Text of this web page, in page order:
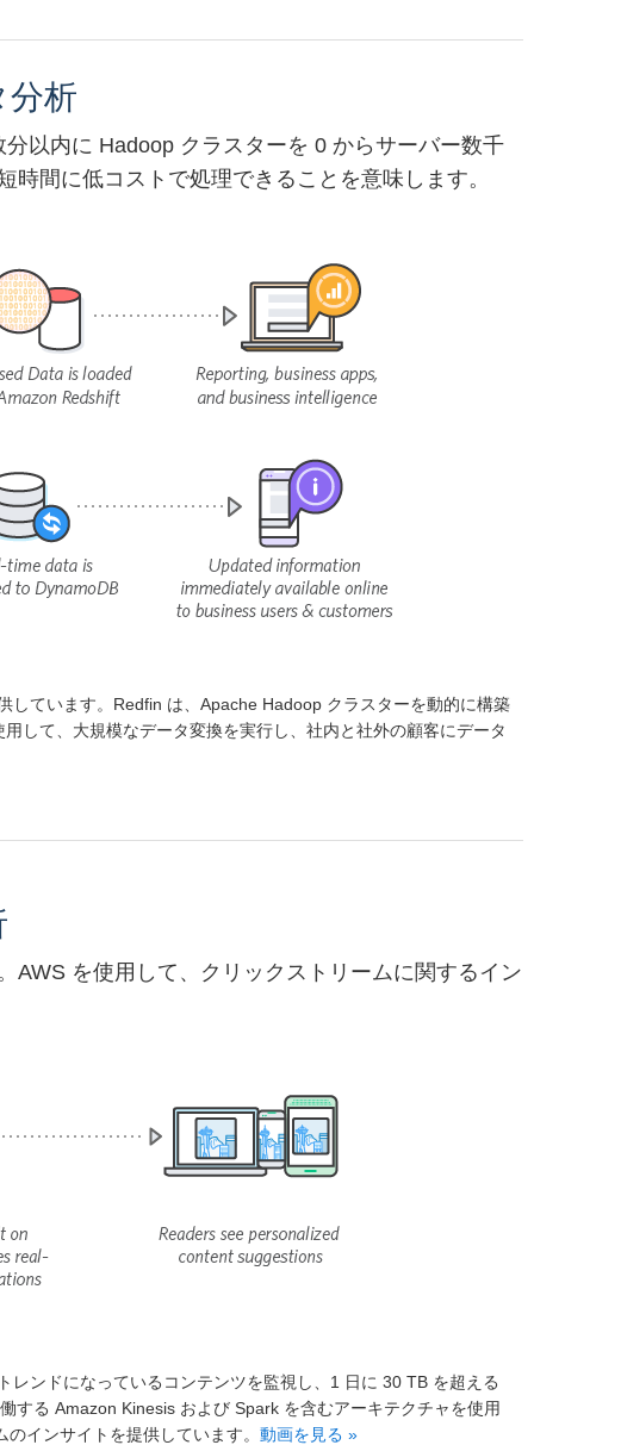
分析
以内に Hadoop クラスターを 0 からサーバー数千
間に低コストで処理できることを意味します。
ています。Redfin は、Apache Hadoop クラスターを動的に構築
して、大規模なデータ変換を実行し、社内と社外の顧客にデータ
AWS を使用して、クリックストリームに関するイン
ンドになっているコンテンツを監視し、1 日に 30 TB を超える
る Amazon Kinesis および Spark を含むアーキテクチャを使用
インサイトを提供しています。 動画を見る »